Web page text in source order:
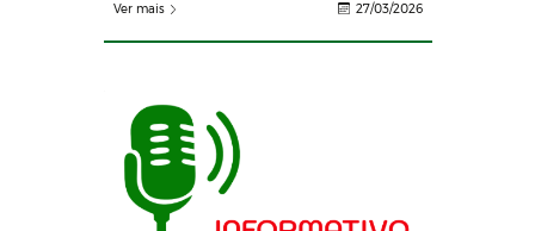
Ver mais 27/03/2026